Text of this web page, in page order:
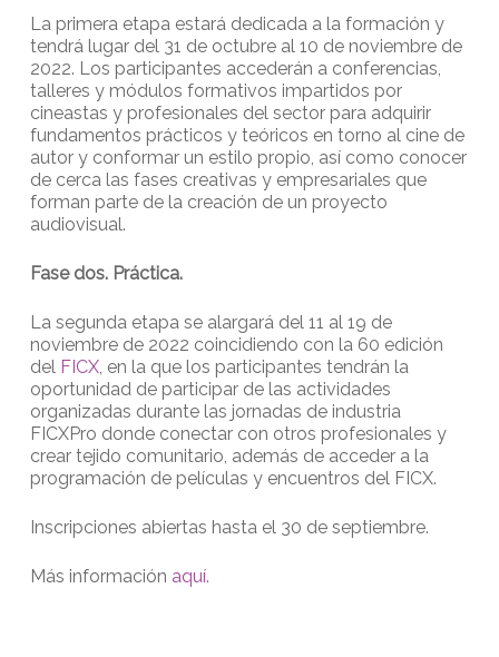
La primera etapa estará dedicada a la formación y
tendrá lugar del 31 de octubre al 10 de noviembre de
2022. Los participantes accederán a conferencias,
talleres y módulos formativos impartidos por
cineastas y profesionales del sector para adquirir
fundamentos prácticos y teóricos en torno al cine de
autor y conformar un estilo propio, así como conocer
de cerca las fases creativas y empresariales que
forman parte de la creación de un proyecto
audiovisual.
Fase dos. Práctica.
La segunda etapa se alargará del 11 al 19 de
noviembre de 2022 coincidiendo con la 60 edición
del FICX, en la que los participantes tendrán la
oportunidad de participar de las actividades
organizadas durante las jornadas de industria
FICXPro donde conectar con otros profesionales y
crear tejido comunitario, además de acceder a la
programación de películas y encuentros del FICX.
Inscripciones abiertas hasta el 30 de septiembre.
Más información aquí.